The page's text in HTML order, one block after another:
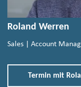
Roland Werren
Sales | Account
Termin mit